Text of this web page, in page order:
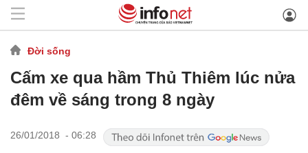
Đời sống
Cấm xe qua hầm Thủ Thiêm lúc nửa
đêm về sáng trong 8 ngày
26/01/2018 - 06:28